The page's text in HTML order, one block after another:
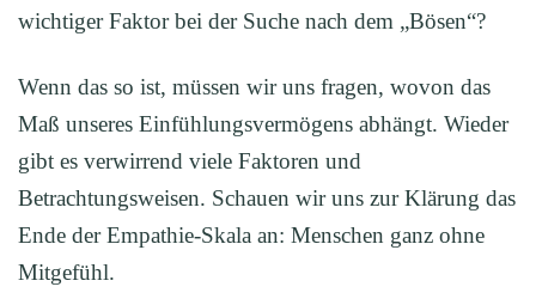
wichtiger Faktor bei der Suche nach dem „Bösen“?
Wenn das so ist, müssen wir uns fragen, wovon das
Maß unseres Einfühlungsvermögens abhängt. Wieder
gibt es verwirrend viele Faktoren und
Betrachtungsweisen. Schauen wir uns zur Klärung das
Ende der Empathie-Skala an: Menschen ganz ohne
Mitgefühl.